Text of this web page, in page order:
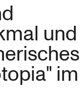
und
im